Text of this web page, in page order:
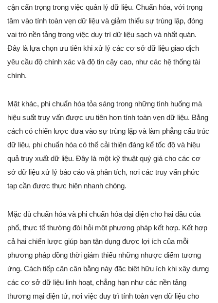
cận cẩn trọng trong việc quản lý dữ liệu. Chuẩn hóa, với trọng
tâm vào tính toàn vẹn dữ liệu và giảm thiểu sự trùng lặp, đóng
vai trò nền tảng trong việc duy trì dữ liệu sạch và nhất quán.
Đây là lựa chọn ưu tiên khi xử lý các cơ sở dữ liệu giao dịch
yêu cầu độ chính xác và độ tin cậy cao, như các hệ thống tài
chính.
Mặt khác, phi chuẩn hóa tỏa sáng trong những tình huống mà
hiệu suất truy vấn được ưu tiên hơn tính toàn vẹn dữ liệu. Bằng
cách có chiến lược đưa vào sự trùng lặp và làm phẳng cấu trúc
dữ liệu, phi chuẩn hóa có thể cải thiện đáng kể tốc độ và hiệu
quả truy xuất dữ liệu. Đây là một kỹ thuật quý giá cho các cơ
sở dữ liệu xử lý báo cáo và phân tích, nơi các truy vấn phức
tạp cần được thực hiện nhanh chóng.
Mặc dù chuẩn hóa và phi chuẩn hóa đại diện cho hai đầu của
phổ, thực tế thường đòi hỏi một phương pháp kết hợp. Kết hợp
cả hai chiến lược giúp bạn tận dụng được lợi ích của mỗi
phương pháp đồng thời giảm thiểu những nhược điểm tương
ứng. Cách tiếp cận cân bằng này đặc biệt hữu ích khi xây dựng
các cơ sở dữ liệu linh hoạt, chẳng hạn như các nền tảng
thương mại điện tử, nơi việc duy trì tính toàn vẹn dữ liệu cho